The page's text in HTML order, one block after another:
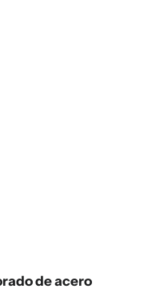
de acero